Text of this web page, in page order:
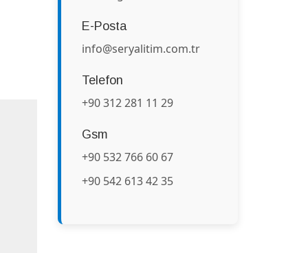
E-Posta
info@seryalitim.com.tr
Telefon
+90 312 281 11 29
Gsm
+90 532 766 60 67
+90 542 613 42 35